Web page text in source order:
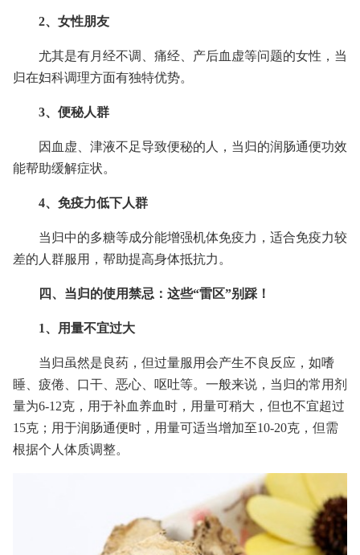
2、女性朋友
尤其是有月经不调、痛经、产后血虚等问题的女性，当
归在妇科调理方面有独特优势。
3、便秘人群
因血虚、津液不足导致便秘的人，当归的润肠通便功效
能帮助缓解症状。
4、免疫力低下人群
当归中的多糖等成分能增强机体免疫力，适合免疫力较
差的人群服用，帮助提高身体抵抗力。
四、当归的使用禁忌：这些“雷区”别踩！
1、用量不宜过大
当归虽然是良药，但过量服用会产生不良反应，如嗜
睡、疲倦、口干、恶心、呕吐等。一般来说，当归的常用剂
量为6-12克，用于补血养血时，用量可稍大，但也不宜超过
15克；用于润肠通便时，用量可适当增加至10-20克，但需
根据个人体质调整。